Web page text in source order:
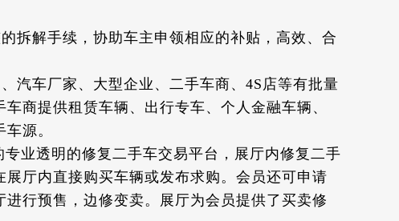
拆解手续，协助车主申领相应的补贴，高效、合
汽车厂家、大型企业、二手车商、4S店等有批量
商提供租赁车辆、出行专车、个人金融车辆、
源。
业透明的修复二手车交易平台，展厅内修复二手
厅内直接购买车辆或发布求购。会员还可申请
行预售，边修变卖。展厅为会员提供了买卖修